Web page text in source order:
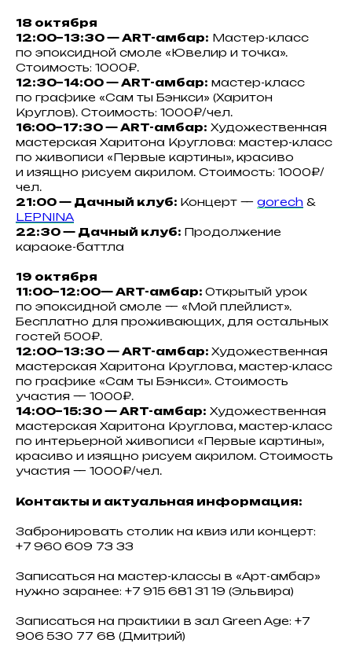
18 октября
12:00−13:30 — ART-амбар: Мастер-класс
по эпоксидной смоле «Ювелир и точка».
Стоимость: 1000₽.
12:30−14:00 — ART-амбар: мастер-класс
по графике «Сам ты Бэнкси» (Харитон
Круглов). Стоимость: 1000₽/чел.
16:00−17:30 — ART-амбар: Художественная
мастерская Харитона Круглова: мастер-класс
по живописи «Первые картины», красиво
и изящно рисуем акрилом. Стоимость: 1000₽/
чел.
21:00 — Дачный клуб: Концерт — gorech &
LEPNINA
22:30 — Дачный клуб: Продолжение
караоке-баттла
19 октября
11:00−12:00— ART-амбар: Открытый урок
по эпоксидной смоле — «Мой плейлист».
Бесплатно для проживающих, для остальных
гостей 500₽.
12:00−13:30 — ART-амбар: Художественная
мастерская Харитона Круглова, мастер-класс
по графике «Сам ты Бэнкси». Стоимость
участия — 1000₽.
14:00−15:30 — ART-амбар: Художественная
мастерская Харитона Круглова, мастер-класс
по интерьерной живописи «Первые картины»,
красиво и изящно рисуем акрилом. Стоимость
участия — 1000₽/чел.
Контакты и актуальная информация:
Забронировать столик на квиз или концерт:
+7 960 609 73 33
Записаться на мастер-классы в «Арт-амбар»
нужно заранее: +7 915 681 31 19 (Эльвира)
Записаться на практики в зал Green Age: +7
906 530 77 68 (Дмитрий)